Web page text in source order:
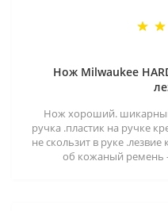
Нож Milwaukee
Нож хороший.
ручка .пластик на ручке
не скользит в руке
об кожаный ремень -